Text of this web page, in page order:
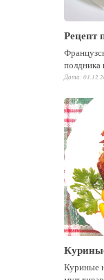
Рецепт
полдника
Дата:
Куриные